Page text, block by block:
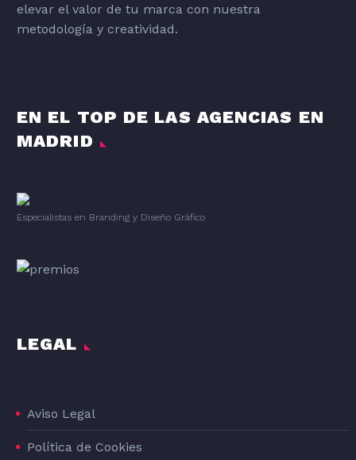
elevar el valor de tu marca con nuestra
metodología y creatividad.
EN EL TOP DE LAS AGENCIAS EN
MADRID
Especialistas en Branding y Diseño Gráfico
LEGAL
Aviso Legal
Política de Cookies